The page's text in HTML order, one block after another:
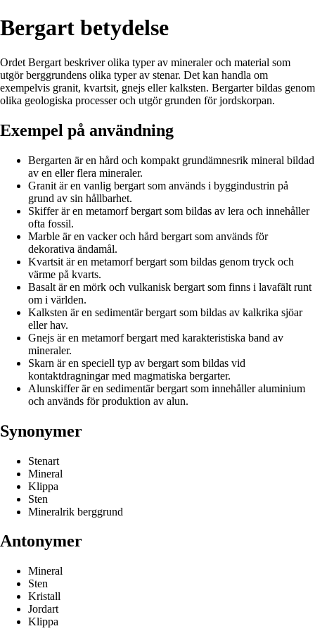
Bergart betydelse
Ordet Bergart beskriver olika typer av mineraler och material som
utgör berggrundens olika typer av stenar. Det kan handla om
exempelvis granit, kvartsit, gnejs eller kalksten. Bergarter bildas genom
olika geologiska processer och utgör grunden för jordskorpan.
Exempel på användning
Bergarten är en hård och kompakt grundämnesrik mineral bildad
av en eller flera mineraler.
Granit är en vanlig bergart som används i byggindustrin på
grund av sin hållbarhet.
Skiffer är en metamorf bergart som bildas av lera och innehåller
ofta fossil.
Marble är en vacker och hård bergart som används för
dekorativa ändamål.
Kvartsit är en metamorf bergart som bildas genom tryck och
värme på kvarts.
Basalt är en mörk och vulkanisk bergart som finns i lavafält runt
om i världen.
Kalksten är en sedimentär bergart som bildas av kalkrika sjöar
eller hav.
Gnejs är en metamorf bergart med karakteristiska band av
mineraler.
Skarn är en speciell typ av bergart som bildas vid
kontaktdragningar med magmatiska bergarter.
Alunskiffer är en sedimentär bergart som innehåller aluminium
och används för produktion av alun.
Synonymer
Stenart
Mineral
Klippa
Sten
Mineralrik berggrund
Antonymer
Mineral
Sten
Kristall
Jordart
Klippa